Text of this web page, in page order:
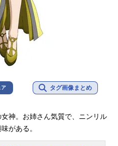
ア タグ画像まとめ
神。お姉さん気質で、ニンリル
がある。